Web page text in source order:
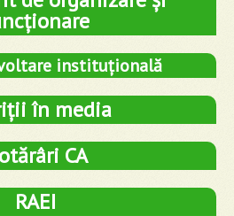
instituțională
în media
CA
RAEI